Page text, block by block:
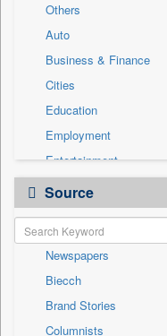
Others
Auto
Business & Finance
Cities
Education
Employment
Entertainment
General News
Government News
Health & Lifestyle
International
National
Politics
Source
Newspapers
Biecch
Brand Stories
Columnists